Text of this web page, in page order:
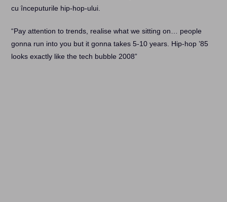
cu începuturile hip-hop-ului.
“Pay attention to trends, realise what we sitting on… people
gonna run into you but it gonna takes 5-10 years. Hip-hop ’85
looks exactly like the tech bubble 2008”